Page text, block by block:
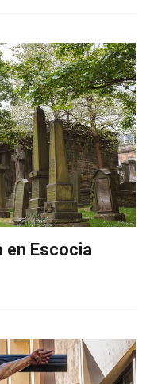
Escocia